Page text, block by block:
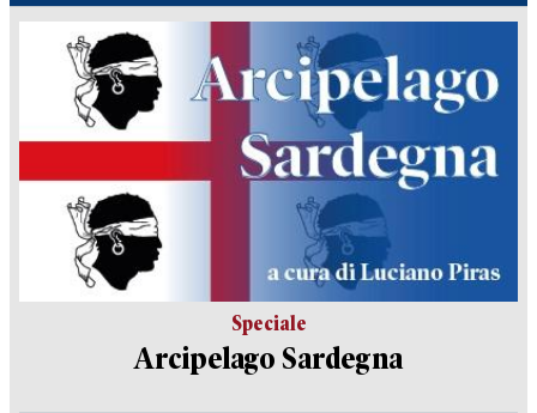
Speciale
Arcipelago Sardegna